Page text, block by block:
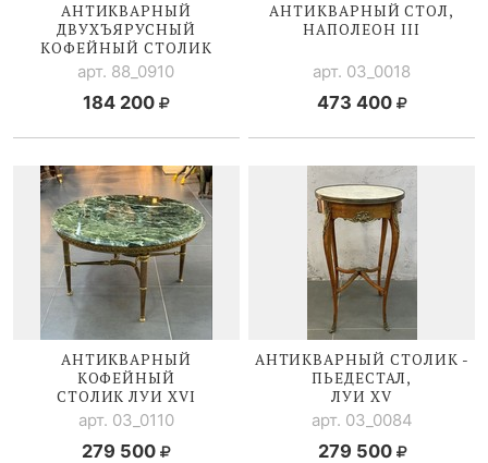
АНТИКВАРНЫЙ
ДВУХЪЯРУСНЫЙ
КОФЕЙНЫЙ СТОЛИК
арт. 88_0910
184 200
АНТИКВАРНЫЙ СТОЛ,
НАПОЛЕОН III
арт. 03_0018
473 400
АНТИКВАРНЫЙ
КОФЕЙНЫЙ
СТОЛИКЛУИ XVI
арт. 03_0110
279 500
АНТИКВАРНЫЙ СТОЛИК -
ПЬЕДЕСТАЛ,
ЛУИ XV
арт. 03_0084
279 500